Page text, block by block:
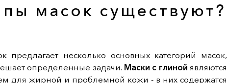
масок существуют?
несколько основных категорий масок,
определенные задачи. Маски с глиной являются
для жирной и проблемной кожи - в них содержатся